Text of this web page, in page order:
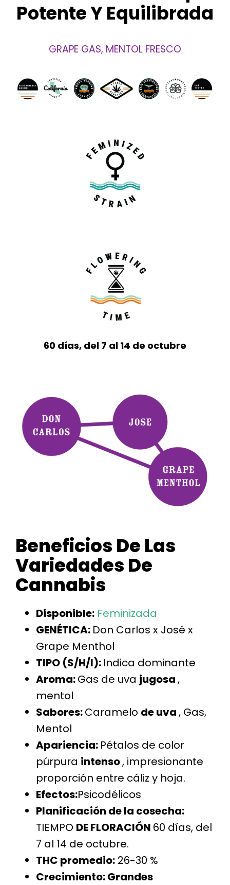
Potente Y Equilibrada
GRAPE GAS, MENTOL FRESCO
60 días, del 7 al 14 de octubre
Beneficios De Las
Variedades De
Cannabis
Disponible: Feminizada
GENÉTICA: Don Carlos x José x
Grape Menthol
TIPO (S/H/I): Indica dominante
Aroma:Gas de uva jugosa,
mentol
Sabores:Caramelo de uva, Gas,
Mentol
Apariencia: Pétalos de color
púrpura intenso, impresionante
proporción entre cáliz y hoja.
Efectos:Psicodélicos
Planificación de la cosecha:
TIEMPO DE FLORACIÓN 60 días, del
7 al 14 de octubre.
THC promedio:26-30 %
Crecimiento: Grandes